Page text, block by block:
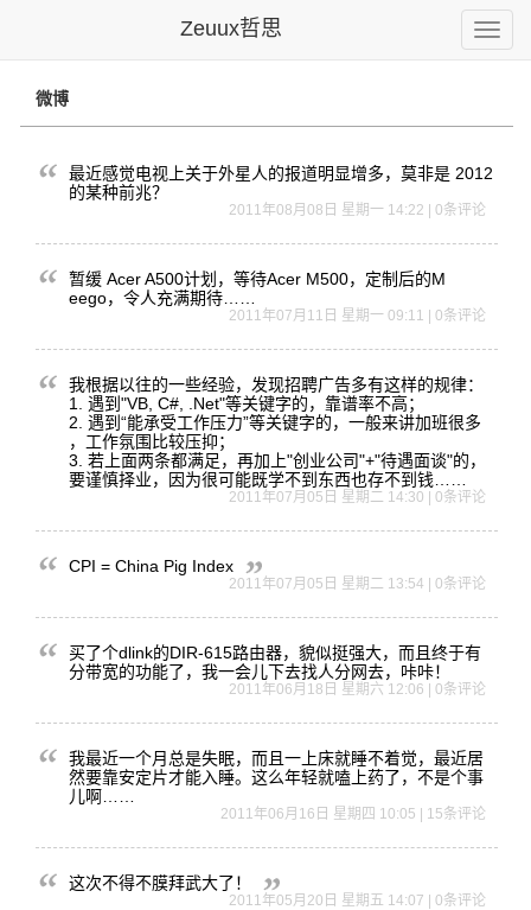
Toggle
Zeuux哲思
微博
最近感觉电视上关于外星人的报道明显增多， 莫非是 2012
的某种前兆？
2011年08月08日 星期一 14:22 | 0条评论
暂缓 Acer A500计划，等待Acer M500， 定制后的M
eego， 令人充满期待……
2011年07月11日 星期一 09:11 | 0条评论
我根据以往的一些经验，发现招聘广告多有这样的规律：
1. 遇到"VB, C#, .Net"等关键字的，靠谱率不高；
2. 遇到“能承受工作压力”等关键字的，一般来讲加班很多
，工作氛围 比较压抑；
3. 若上面两条都满足，再加上"创业公司"+"待遇面谈"的，
要谨慎择业，因为很可能既学不到东西也存不到钱…
2011年07月05日 星期二 14:30 | 0条评论
CPI = China Pig Index
2011年07月05日 星期二 13:54 | 0条评论
买了个dlink的DIR-615路由器， 貌似挺强大，而且终于有
分带宽的功能了，我一会儿下去找人分网去，咔咔！
2011年06月18日 星期六 12:06 | 0条评论
我最近一个月总是失眠，而且一上床就睡不着觉，最近居
然要靠安定片才能入睡。这么年轻就嗑上药了，不是个事
儿啊……
2011年06月16日 星期四 10:05 | 15条评论
这次不得不膜拜武大了！
2011年05月20日 星期五 14:07 | 0条评论